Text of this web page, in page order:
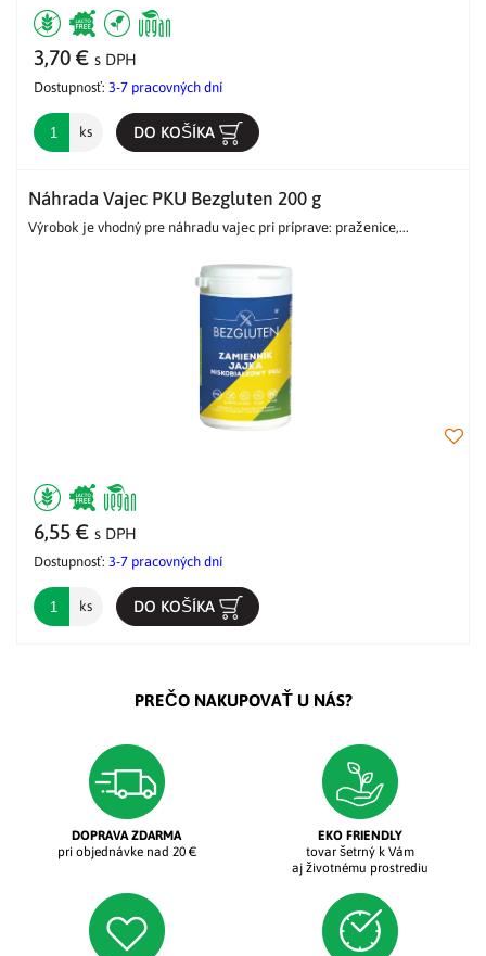
3,70 € s DPH
Dostupnosť: 3-7 pracovných dní
ks DO KOŠÍKA
Náhrada Vajec PKU Bezgluten 200 g
Výrobok je vhodný pre náhradu vajec pri príprave: praženice,...
6,55 € s DPH
Dostupnosť: 3-7 pracovných dní
ks DO KOŠÍKA
PREČO NAKUPOVAŤ U NÁS?
DOPRAVA ZDARMA
pri objednávke nad 20 €
EKO FRIENDLY
tovar šetrný k Vám
aj životnému prostrediu